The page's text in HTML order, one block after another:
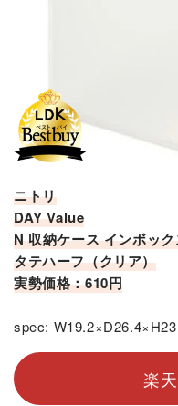
ニトリ
DAY Value
N 収納ケース インボッ
タテハーフ（クリア）
実勢価格：610円
spec:
楽